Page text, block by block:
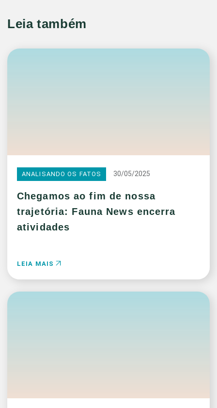
Leia também
ANALISANDO OS FATOS 30/05/2025
Chegamos ao fim de nossa
trajetória: Fauna News encerra
atividades
LEIA MAIS